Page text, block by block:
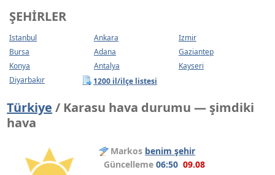
ŞEHIRLER
Istanbul Ankara
Izmir
Bursa
Adana
Gaziantep
Konya
Antalya
Kayseri
Diyarbakır
1200 il/ilçe listesi
Türkiye / Karasu hava durumu — şimdiki
hava
Markos benim şehir
Güncelleme06:50 09.08